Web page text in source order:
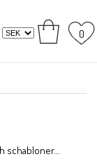
0
schabloner...